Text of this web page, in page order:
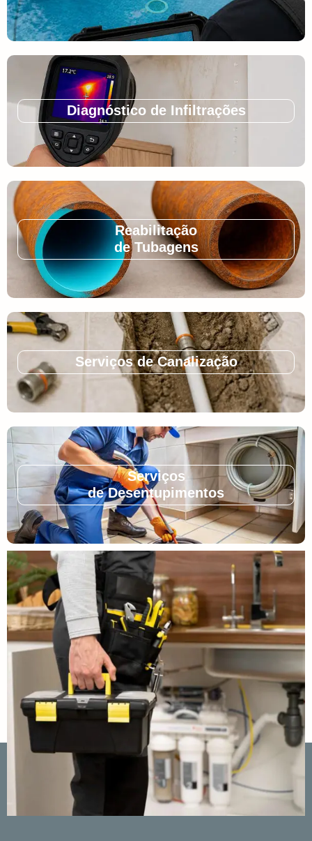
Diagnóstico de Infiltrações
Reabilitação
de Tubagens
Serviços de Canalização
Serviços
de Desentupimentos